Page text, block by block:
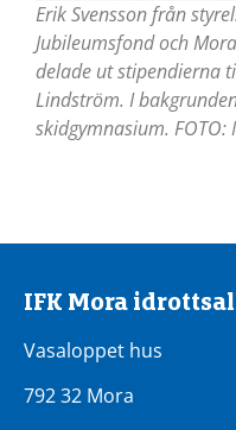
Erik Svensson från
Jubileumsfond och
delade ut stipendierna
Lindström. I
skidgymnasium. FOTO:
IFK Mora
Vasaloppet hus
792 32 Mora